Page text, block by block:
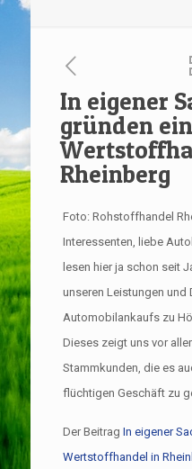
In eigener
gründen
Rheinberg
Foto: Rohstoffhandel
Interessenten, liebe
lesen hier ja schon seit
unseren Leistungen und
Automobilankaufs zu
Dieses zeigt uns vor
Stammkunden, die es
flüchtigen Geschäft zu
Der Beitrag In eigener
Wertstoffhandel in